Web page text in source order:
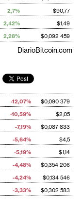
2,7%
$90,77
2,42%
$1,49
2,28% $0,092 459
DiarioBitcoin.com
-12,07%
$0,090 379
-10,59%
$2,05
-7,19%
$0,087 833
-5,64%
$4,5
-5,19%
$1,14
-4,48%
$0,354 206
-4,24%
$0,134 546
-3,33%
$0,302 583